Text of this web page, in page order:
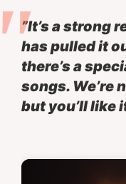
”It’s a strong
has pulled it
there’s a
songs. We’re
but you’ll like